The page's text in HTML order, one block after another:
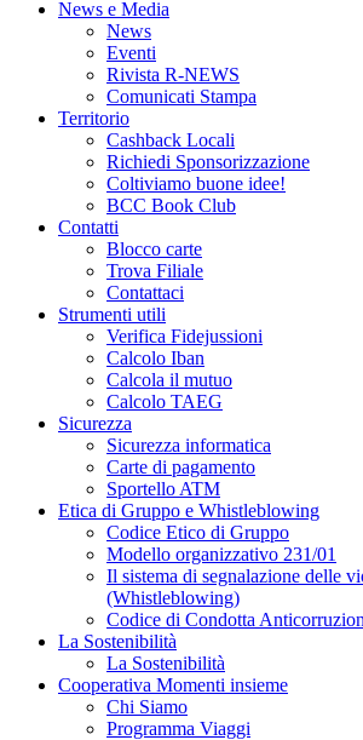
News e Media
News
Eventi
Rivista R-NEWS
Comunicati Stampa
Territorio
Cashback Locali
Richiedi Sponsorizzazione
Coltiviamo buone idee!
BCC Book Club
Contatti
Blocco carte
Trova Filiale
Contattaci
Strumenti utili
Verifica Fidejussioni
Calcolo Iban
Calcola il mutuo
Calcolo TAEG
Sicurezza
Sicurezza informatica
Carte di pagamento
Sportello ATM
Etica di Gruppo e Whistleblowing
Codice Etico di Gruppo
Modello organizzativo 231/01
Il sistema di segnalazione delle
(Whistleblowing)
Codice di Condotta
La Sostenibilità
La Sostenibilità
Cooperativa Momenti insieme
Chi Siamo
Programma Viaggi